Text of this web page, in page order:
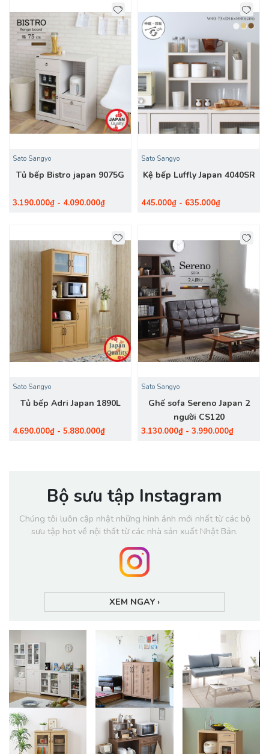
Sato Sangyo
Tủ bếp Bistro japan 9075G
3.190.000₫ - 4.090.000₫
Sato Sangyo
Kệ bếp Luffly Japan 4040SR
445.000₫ - 635.000₫
Sato Sangyo
Tủ bếp Adri Japan 1890L
4.690.000₫ - 5.880.000₫
Sato Sangyo
Ghế sofa Sereno Japan 2
người CS120
3.130.000₫ - 3.990.000₫
Bộ sưu tập Instagram
Chúng tôi luôn cập nhật những hình ảnh mới nhất từ các bộ
sưu tập hot về nội thất từ các nhà sản xuất Nhật Bản.
XEM NGAY ›